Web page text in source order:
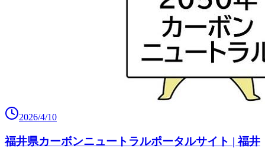
2026/4/10
福井県カーボンニュートラルポータルサイト | 福井